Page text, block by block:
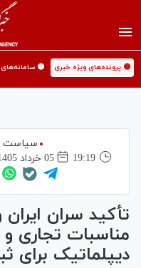
🟡 پرونده‌های ویژه خبری 🟡
سیاست
19:19
05 خرداد 1405
تأکید سران
مناسبات تجاری
دیپلماتیک برای